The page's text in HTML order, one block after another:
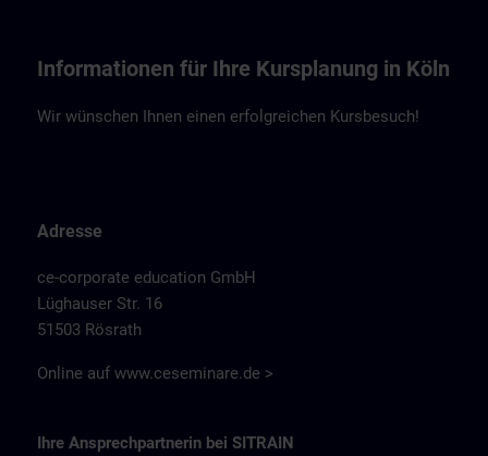
Informationen für Ihre Kursplanung in Köln
Wir wünschen Ihnen einen erfolgreichen Kursbesuch!
Adresse
ce-corporate education GmbH
Lüghauser Str. 16
51503 Rösrath
Online auf www.ceseminare.de >
Ihre Ansprechpartnerin bei SITRAIN